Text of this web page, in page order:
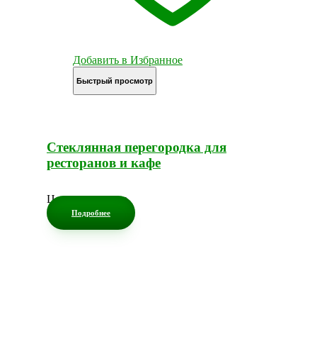
Добавить в Избранное
Быстрый просмотр
Стеклянная перегородка для
ресторанов и кафе
Цена по запросу
Подробнее